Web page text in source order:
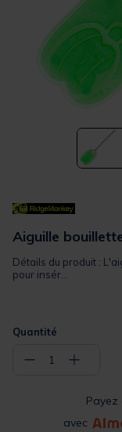
Aiguille
Détails du produit :
pour insér...
Quantité
− 1 +
Payez
avec